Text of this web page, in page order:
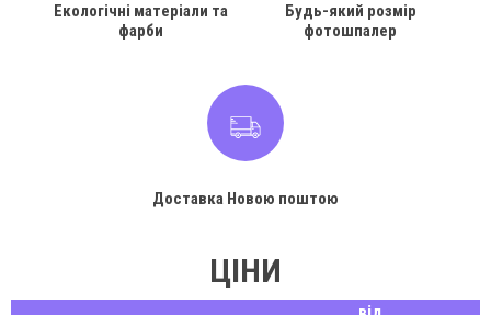
Екологічні матеріали та
фарби
Будь-який розмір
фотошпалер
Доставка Новою поштою
ЦІНИ